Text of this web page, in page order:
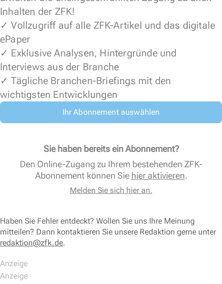
Inhalten der ZFK!
✓ Vollzugriff auf alle ZFK-Artikel und das digitale
ePaper
✓ Exklusive Analysen, Hintergründe und
Interviews aus der Branche
✓ Tägliche Branchen-Briefings mit den
wichtigsten Entwicklungen
Ihr Abonnement auswählen
Sie haben bereits ein Abonnement?
Den Online-Zugang zu Ihrem bestehenden ZFK-
Abonnement können Sie hier aktivieren.
Melden Sie sich hier an.
Haben Sie Fehler entdeckt? Wollen Sie uns Ihre Meinung
mitteilen? Dann kontaktieren Sie unsere Redaktion gerne unter
redaktion@zfk.de.